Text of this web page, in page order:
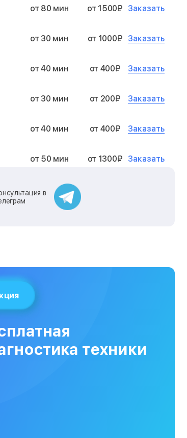
от 80 мин от 1500₽ Заказать
от 30 мин от 1000₽ Заказать
от 40 мин от 400₽ Заказать
от 30 мин от 200₽ Заказать
от 40 мин от 400₽ Заказать
от 50 мин от 1300₽ Заказать
от 40 мин
от 40 мин
от 120 мин
в
техники